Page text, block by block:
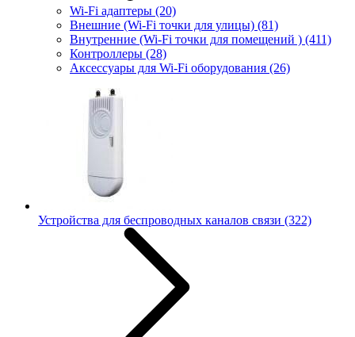
Wi-Fi адаптеры (20)
Внешние (Wi-Fi точки для улицы) (81)
Внутренние (Wi-Fi точки для помещений ) (411)
Контроллеры (28)
Аксессуары для Wi-Fi оборудования (26)
Устройства для беспроводных каналов связи (322)